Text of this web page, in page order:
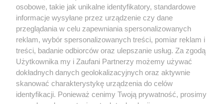
KATEGORIE
OGŁOSZENIA
WYDARZENIA
NA SKRÓTY
osobowe, takie jak unikalne identyfikatory, standardowe
informacje wysyłane przez urządzenie czy dane
przeglądania w celu zapewniania spersonalizowanych
reklam, wybór spersonalizowanych treści, pomiar reklam i
treści, badanie odbiorców oraz ulepszanie usług. Za zgodą
Użytkownika my i Zaufani Partnerzy możemy używać
dokładnych danych geolokalizacyjnych oraz aktywnie
skanować charakterystykę urządzenia do celów
identyfikacji. Ponieważ cenimy Twoją prywatność, prosimy